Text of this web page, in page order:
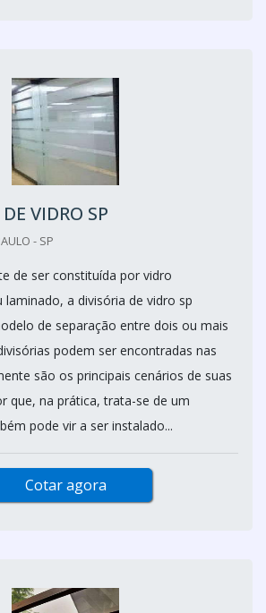
VIDRO SP
- SP
de ser constituída por vidro
a divisória de vidro sp
de separação entre dois ou mais
podem ser encontradas nas
são os principais cenários de suas
que, na prática, trata-se de um
pode vir a ser instalado...
Cotar agora